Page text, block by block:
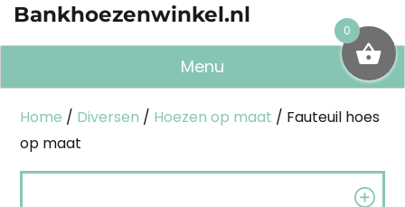
Bankhoezenwinkel.nl
Menu
Home / Diversen / Hoezen op maat / Fauteuil hoes
op maat
0